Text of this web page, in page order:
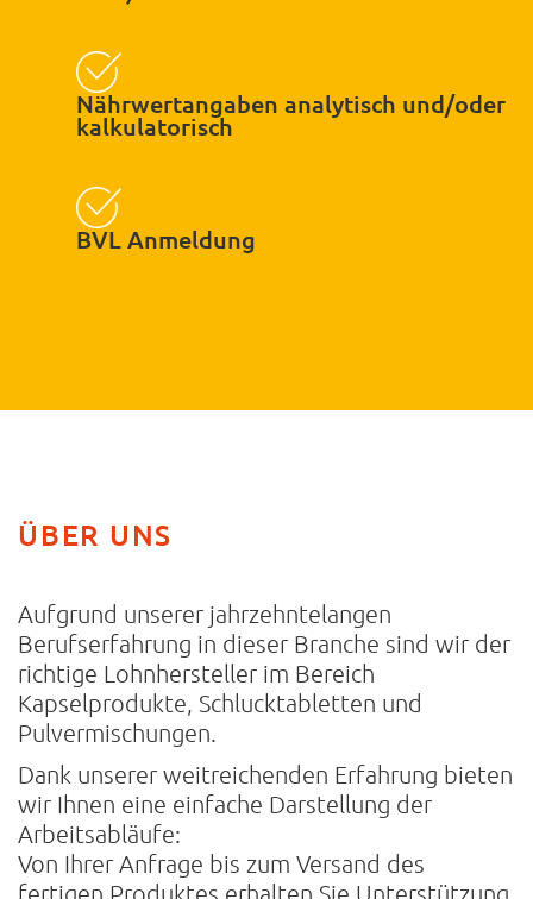
Nährwertangaben analytisch und/oder
kalkulatorisch
BVL Anmeldung
ÜBER UNS
Aufgrund unserer jahrzehntelangen
Berufserfahrung in dieser Branche sind wir der
richtige Lohnhersteller im Bereich
Kapselprodukte, Schlucktabletten und
Pulvermischungen.
Dank unserer weitreichenden Erfahrung bieten
wir Ihnen eine einfache Darstellung der
Arbeitsabläufe:
Von Ihrer Anfrage bis zum Versand des
fertigen Produktes erhalten Sie Unterstützung